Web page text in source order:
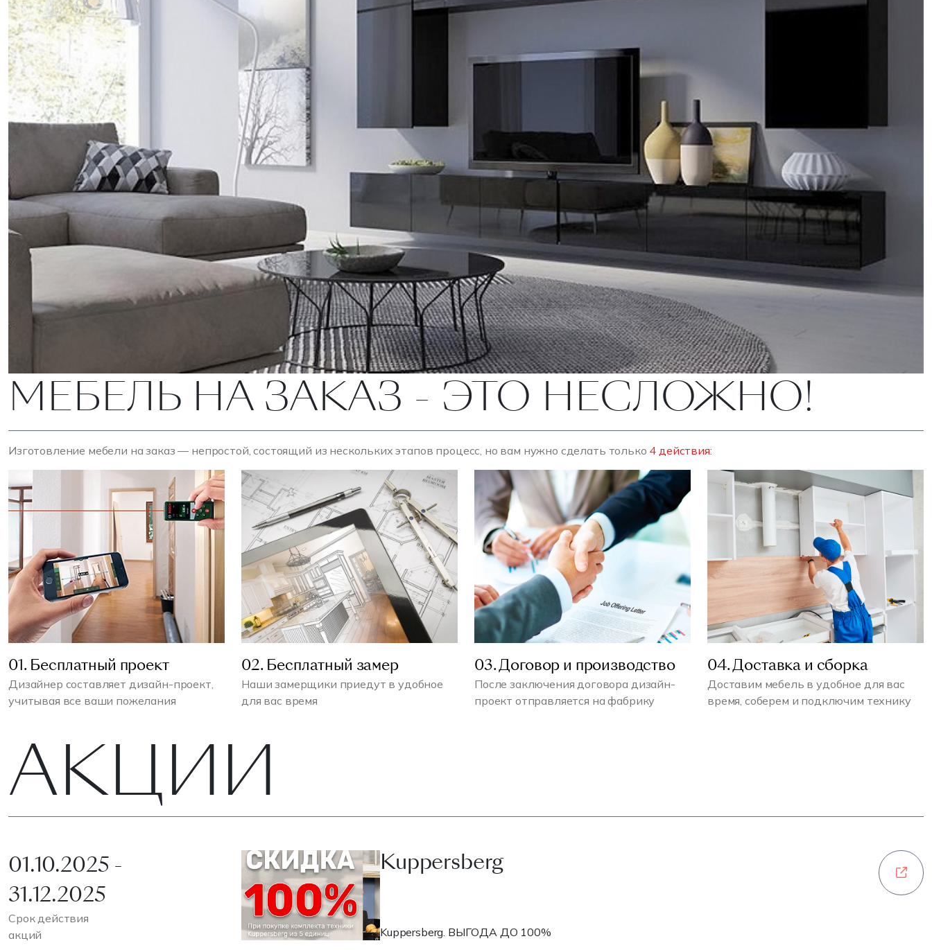
МЕБЕЛЬ НА ЗАКАЗ - ЭТО НЕСЛОЖНО!
Изготовление мебели на заказ — непростой, состоящий из нескольких этапов процесс, но вам нужно сделать только 4 действия:
01. Бесплатный проект
Дизайнер составляет дизайн-проект,
учитывая все ваши пожелания
02. Бесплатный замер
Наши замерщики приедут в удобное
для вас время
03. Договор и производство
После заключения договора дизайн-
проект отправляется на фабрику
04. Доставка и сборка
Доставим мебель в удобное для вас
время, соберем и подключим технику
АКЦИИ
01.10.2025 -
31.12.2025
Срок действия
акций
Kuppersberg
Kuppersberg. ВЫГОДА ДО 100%